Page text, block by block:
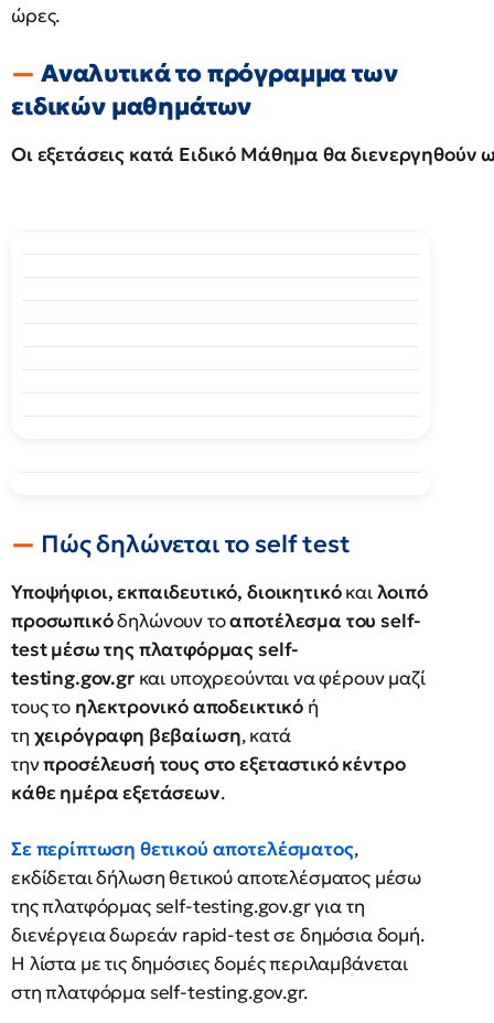
ώρες.
Αναλυτικά το πρόγραμμα των
ειδικών μαθημάτων
Οι εξετάσεις κατά Ειδικό Μάθημα θα διενεργηθούν
Πώς δηλώνεται το self test
Υποψήφιοι, εκπαιδευτικό, διοικητικόκαιλοιπό
προσωπικόδηλώνουν τοαποτέλεσμα του self-
test μέσω της πλατφόρμας self-
testing.gov.grκαι υποχρεούνται να φέρουν μαζί
τους το ηλεκτρονικό αποδεικτικό ή
τη χειρόγραφη βεβαίωση, κατά
τηνπροσέλευσή τους στο εξεταστικό κέντρο
κάθε ημέρα εξετάσεων.
Σε περίπτωση θετικού αποτελέσματος,
εκδίδεται δήλωση θετικού αποτελέσματος μέσω
της πλατφόρμας self-testing.gov.gr για τη
διενέργεια δωρεάν rapid-test σε δημόσια δομή.
Η λίστα με τις δημόσιες δομές περιλαμβάνεται
στη πλατφόρμα self-testing.gov.gr.